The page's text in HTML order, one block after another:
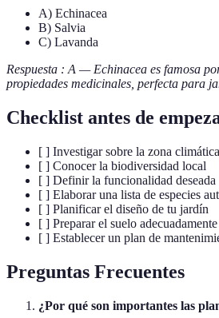
A) Echinacea
B) Salvia
C) Lavanda
Respuesta : A — Echinacea es famosa
propiedades medicinales, perfecta para
Checklist antes de
[ ] Investigar sobre la zona climática
[ ] Conocer la biodiversidad local
[ ] Definir la funcionalidad deseada
[ ] Elaborar una lista de especies
[ ] Planificar el diseño de tu jardín
[ ] Preparar el suelo
[ ] Establecer un plan de
Preguntas Frecuentes
¿Por qué son importantes las